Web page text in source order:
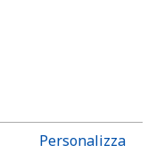
Personalizza